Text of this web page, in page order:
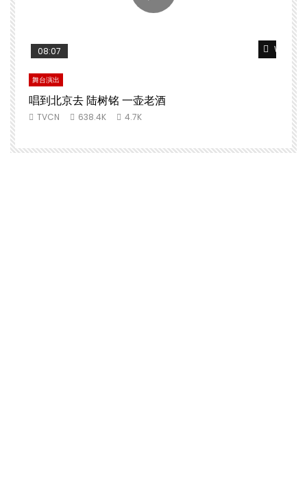
Watch
08:07
舞台演出
唱到北京去 陆树铭 一壶老酒
TVCN 638.4K 4.7K